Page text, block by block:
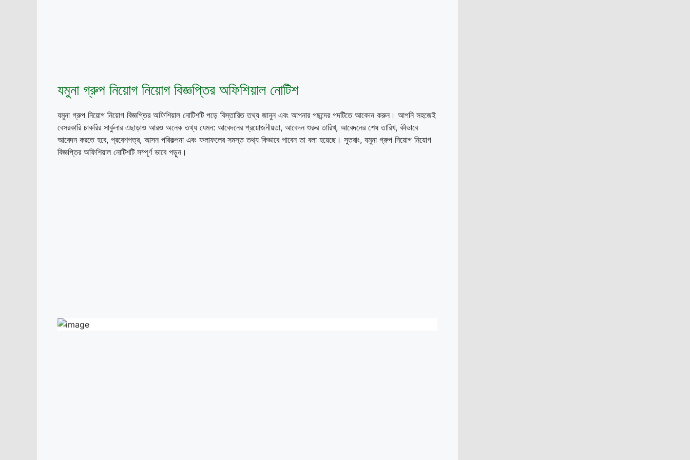
যমুনা গ্রুপ নিয়োগ নিয়োগ বিজ্ঞপ্তির অফিশিয়াল নোটিশ
যমুনা গ্রুপ নিয়োগ নিয়োগ বিজ্ঞপ্তির অফিশিয়াল নোটিশটি পড়ে বিস্তারিত তথ্য জানুন এবং আপনার পছন্দের পদটিতে আবেদন করুন। আপনি সহজেই
বেসরকারি চাকরির সার্কুলার এছাড়াও আরও অনেক তথ্য যেমন: আবেদনের প্রয়োজনীয়তা, আবেদন শুরুর তারিখ, আবেদনের শেষ তারিখ, কীভাবে
আবেদন করতে হবে, প্রবেশপত্র, আসন পরিকল্পনা এবং ফলাফলের সমস্ত তথ্য কিভাবে পাবেন তা বলা হয়েছে। সুতরাং, যমুনা গ্রুপ নিয়োগ নিয়োগ
বিজ্ঞপ্তির অফিশিয়াল নোটিশটি সম্পূর্ণ ভাবে পড়ুন।